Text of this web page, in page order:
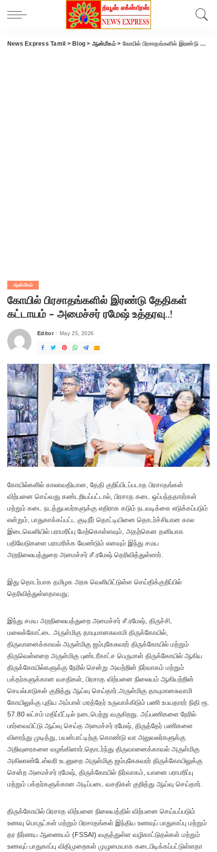
News Express Tamil > Blog > ஆன்மீகம்> கோயில் பிரசாதங்களில் இரண்டு தேதிகள் கட்டாயம் – அமைச்சர் ரமேஷ் உத்தரவு..!
ஆன்மீகம்
கோயில் பிரசாதங்களில் இரண்டு தேதிகள்
கட்டாயம் – அமைச்சர் ரமேஷ் உத்தரவு..!
Posted
Editor May 25, 2026
கோயில்களில் காலாவதியான, தேதி குறிப்பிடப்படாத பிரசாதங்கள்
விற்பனை செய்வது கண்டறியப்பட்டால், பிரசாத கடை ஒப்பந்ததாரர்கள்
மற்றும் கடை நடத்துபவர்களுக்கு எதிராக கடும் நடவடிக்கை எடுக்கப்படும்
என்றும், பாதுகாக்கப்பட்ட குடிநீர் தொட்டியினை தொடர்ச்சியான கால
இடைவெளியில் பராமரிப்பு மேற்கொள்ளவும், அதற்கென தனியாக
பதிவேடுகளை பராமரிக்க வேண்டும் எனவும் இந்து சமய
அறநிலையத்துறை அமைச்சர் சீ.ரமேஷ் தெரிவித்துள்ளார்.
இது தொடர்பாக தமிழக அரசு வெளியிட்டுள்ள செய்திக்குறிப்பில்
தெரிவித்துள்ளதாவது;
இந்து சமய அறநிலையத்துறை அமைச்சர் சீ.ரமேஷ், திருச்சி,
மலைக்கோட்டை அருள்மிகு தாயுமானசுவாமி திருக்கோயில்,
திருவானைக்காவல் அருள்மிகு ஜம்புகேசுவரர் திருக்கோயில் மற்றும்
திருவெள்ளறை அருள்மிகு புண்டரீகாட்ச பெருமாள் திருக்கோயில் ஆகிய
திருக்கோயில்களுக்கு நேரில் சென்று அவற்றின் நிர்வாகம் மற்றும்
பக்தர்களுக்கான வசதிகள், பிரசாத விற்பனை நிலையம் ஆகியற்றின்
செயல்பாடுகள் குறித்து ஆய்வு செய்தார்.அருள்மிகு தாயுமானசுவாமி
கோயிலுக்கு புதிய அம்பாள் மரத்தேர் உருவாக்கிடும் பணி உபயதாரர் நிதி ரூ.
57.80 லட்சம் மதிப்பீட்டில் நடைபெற்று வருகிறது. அப்பணிகளை நேரில்
பார்வையிட்டு ஆய்வு செய்த அமைச்சர் ரமேஷ், திருத்தேர் பணிகளை
விரைந்து முடித்து, பயன்பாட்டிற்கு கொண்டு வர அலுவலர்களுக்கு
அறிவுரைகளை வழங்கினார்.தொடர்ந்து திருவானைக்காவல் அருள்மிகு
அகிலாண்டேஸ்வரி உடனுறை அருள்மிகு ஜம்புகேசுவரர் திருக்கோயிலுக்கு
சென்ற அமைச்சர் ரமேஷ், திருக்கோயில் நிர்வாகம், யானை பராமரிப்பு
மற்றும் பக்தர்களுக்கான அடிப்படை வசதிகள் குறித்து ஆய்வு செய்தார்.
திருக்கோயில் பிரசாத விற்பனை நிலையத்தில் விற்பனை செய்யப்படும்
உணவு பொருட்கள் மற்றும் பிரசாதங்கள் இந்திய உணவுப் பாதுகாப்பு மற்றும்
தர நிர்ணய ஆணையம் (FSSAI) வகுத்துள்ள வழிகாட்டுதல்கள் மற்றும்
உணவுப் பாதுகாப்பு விதிமுறைகள் முழுமையாக கடைபிடிக்கப்பட்டுள்ளதா